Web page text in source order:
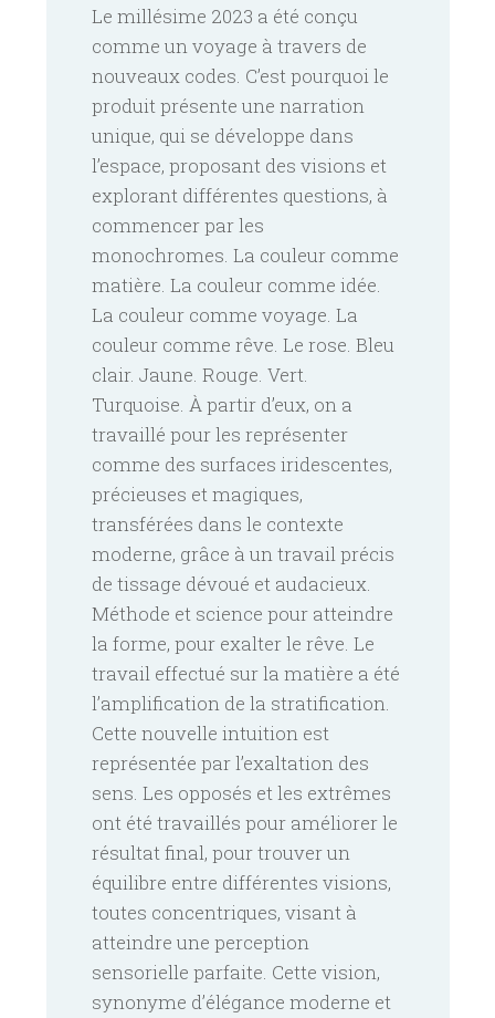
Le millésime 2023 a été conçu
comme un voyage à travers de
nouveaux codes. C’est pourquoi le
produit présente une narration
unique, qui se développe dans
l’espace, proposant des visions et
explorant différentes questions, à
commencer par les
monochromes. La couleur comme
matière. La couleur comme idée.
La couleur comme voyage. La
couleur comme rêve. Le rose. Bleu
clair. Jaune. Rouge. Vert.
Turquoise. À partir d’eux, on a
travaillé pour les représenter
comme des surfaces iridescentes,
précieuses et magiques,
transférées dans le contexte
moderne, grâce à un travail précis
de tissage dévoué et audacieux.
Méthode et science pour atteindre
la forme, pour exalter le rêve. Le
travail effectué sur la matière a été
l’amplification de la stratification.
Cette nouvelle intuition est
représentée par l’exaltation des
sens. Les opposés et les extrêmes
ont été travaillés pour améliorer le
résultat final, pour trouver un
équilibre entre différentes visions,
toutes concentriques, visant à
atteindre une perception
sensorielle parfaite. Cette vision,
synonyme d’élégance moderne et